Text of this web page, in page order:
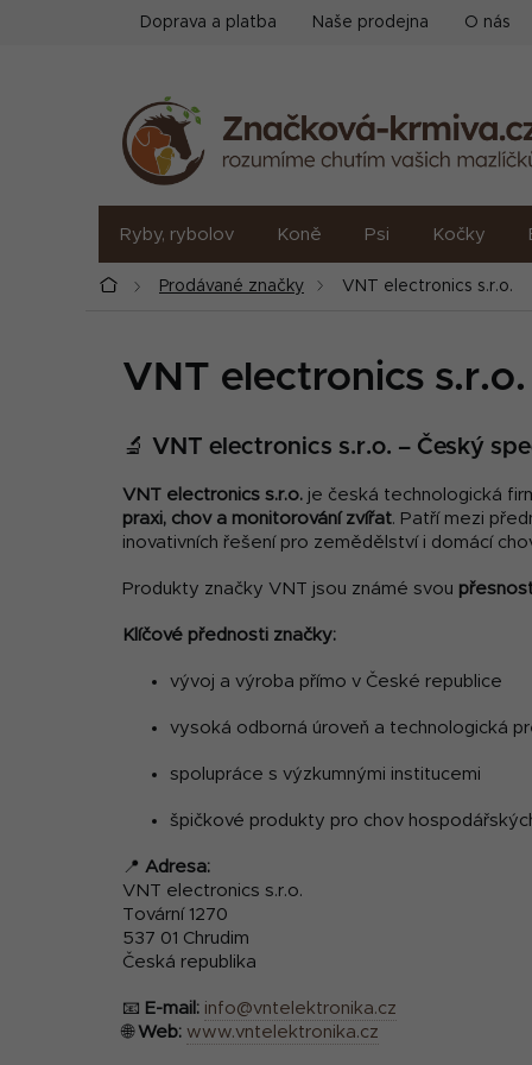
Doprava a platba Naše prodejna O nás
Ryby, rybolov Koně Psi Kočky
DomůProdávané značky VNT electronics s.r.o.
VNT electronics s.r.o.
🔬 VNT electronics s.r.o. – Český
VNT electronics s.r.o. je česká technologická
praxi, chov a monitorování zvířat. Patří mezi
inovativních řešení pro zemědělství i domácí
Produkty značky VNT jsou známé svou
Klíčové přednosti značky:
vývoj a výroba přímo v České republice
vysoká odborná úroveň a technologická
spolupráce s výzkumnými institucemi
špičkové produkty pro chov
📍 Adresa:
VNT electronics s.r.o.
Tovární 1270
537 01 Chrudim
Česká republika
📧 E-mail: info@vntelektronika.cz
🌐Web: www.vntelektronika.cz